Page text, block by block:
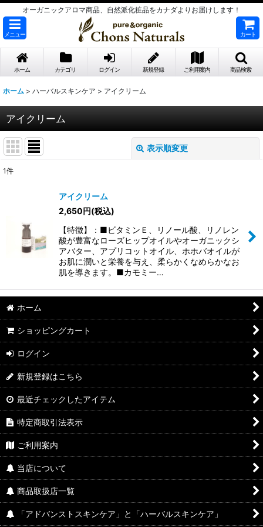
オーガニックアロマ商品、自然派化粧品をカナダよりお届けします！
メニュー カート
ホーム カテゴリ ログイン 新規登録 ご利用案内 商品検索
ホーム > ハーバルスキンケア > アイクリーム
アイクリーム
表示順変更
絞り込む
1件
アイクリーム
2,650円(税込)
【特徴】：■ビタミンＥ、リノール酸、リノレン
酸が豊富なローズヒップオイルやオーガニックシ
アバター、アプリコットオイル、ホホバオイルが
お肌に潤いと栄養を与え、柔らかくなめらかなお
肌を導きます。■カモミー…
ホーム
ショッピングカート
ログイン
新規登録はこちら
最近チェックしたアイテム
特定商取引法表示
ご利用案内
当店について
商品取扱店一覧
「アドバンストスキンケア」と「ハーバルスキンケア」